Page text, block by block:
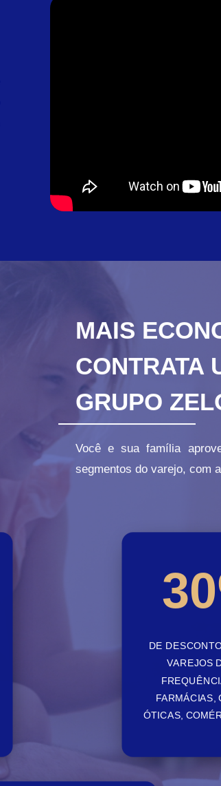
MAIS
CONTRATA
GRUPO
Você e sua família
segmentos do varejo, com
30
DE
VAREJOS
FARMÁCIAS,
ÓTICAS,